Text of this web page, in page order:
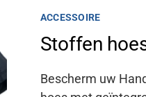
ACCESSOIRE
Stoffen
Bescherm uw